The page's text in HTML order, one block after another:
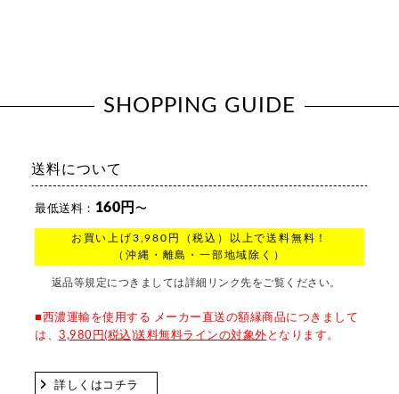
SHOPPING GUIDE
送料について
最低送料： 160円 〜
お買い上げ3,980円（税込）以上で送料無料！
（沖縄・離島・一部地域除く）
返品等規定につきましては詳細リンク先をご覧ください。
■西濃運輸を使用する メーカー直送の額縁商品につきまして
は、 3,980円(税込)送料無料ラインの対象外 となります。
詳しくはコチラ